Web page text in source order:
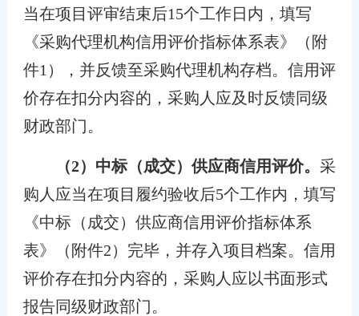
当在项目评审结束后15个工作日内，填写
《采购代理机构信用评价指标体系表》（附
件1），并反馈至采购代理机构存档。信用评
价存在扣分内容的，采购人应及时反馈同级
财政部门。
（2）中标（成交）供应商信用评价。 采
购人应当在项目履约验收后5个工作内，填写
《中标（成交）供应商信用评价指标体系
表》（附件2）完毕，并存入项目档案。信用
评价存在扣分内容的，采购人应以书面形式
报告同级财政部门。